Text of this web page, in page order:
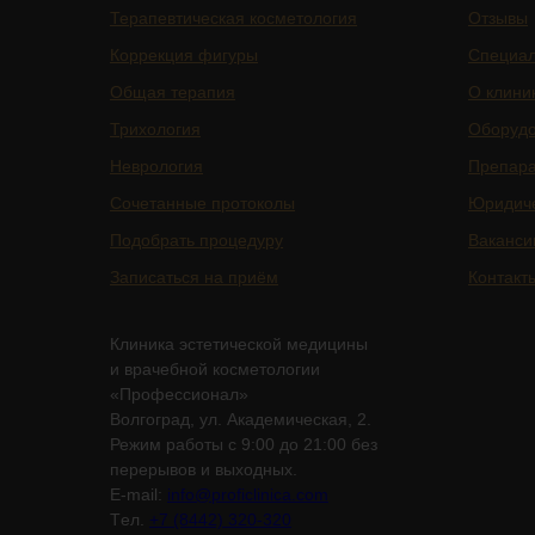
Терапевтическая косметология
Коррекция фигуры
Общая терапия
Трихология
Неврология
Сочетанные протоколы
Подобрать процедуру
Записаться на приём
Отзывы
О
Клиника эстетической медицины
и врачебной косметологии
«Профессионал»
Волгоград, ул. Академическая, 2.
Режим работы с 9:00 до 21:00 без
перерывов и выходных.
E-mail: info@proficlinica.com
Tел. +7 (8442) 320-320